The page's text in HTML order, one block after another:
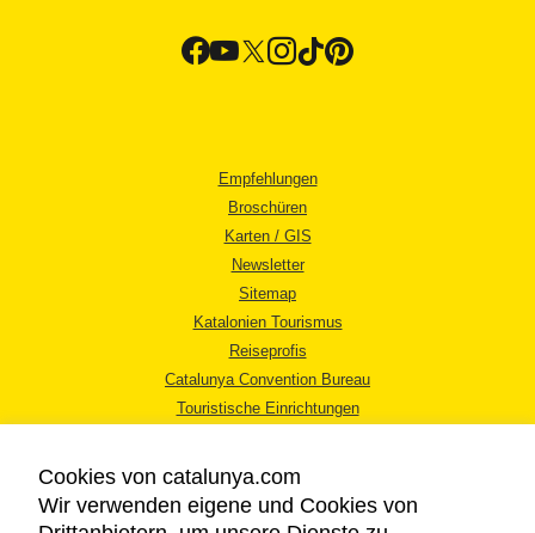
Empfehlungen
Broschüren
Karten / GIS
Newsletter
Sitemap
Katalonien Tourismus
Reiseprofis
Catalunya Convention Bureau
Touristische Einrichtungen
Cookies von catalunya.com
Wir verwenden eigene und Cookies von